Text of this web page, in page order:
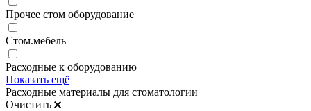
Прочее стом оборудование
Стом.мебель
Расходные к оборудованию
Показать ещё
Расходные материалы для стоматологии
Очистить